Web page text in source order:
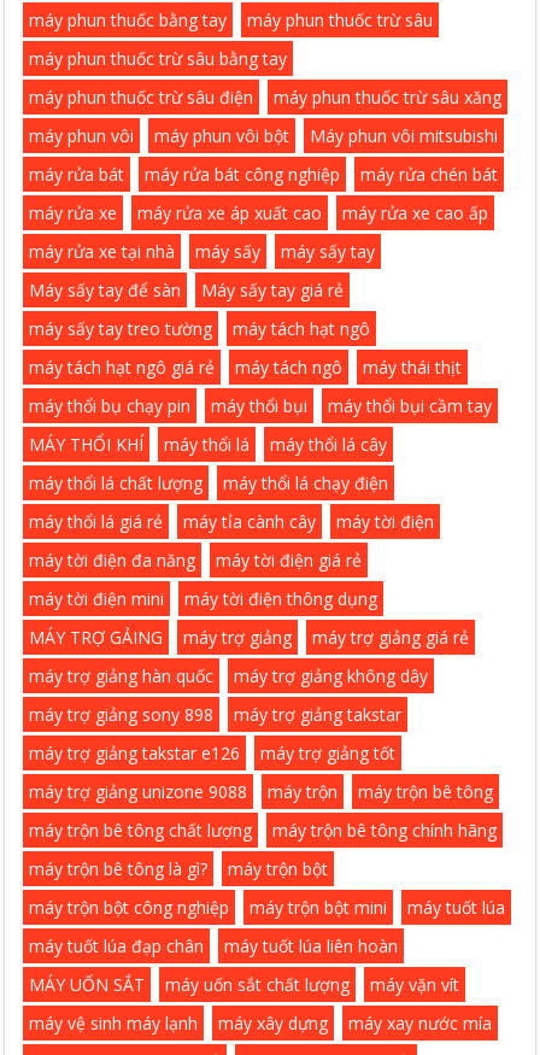
máy phun thuốc bằng tay
máy phun thuốc trừ sâu
máy phun thuốc trừ sâu bằng tay
máy phun thuốc trừ sâu điện
máy phun thuốc trừ sâu xăng
máy phun vôi
máy phun vôi bột
Máy phun vôi mitsubishi
máy rửa bát
máy rửa bát công nghiệp
máy rửa chén bát
máy rửa xe
máy rửa xe áp xuất cao
máy rửa xe cao ấp
máy rửa xe tại nhà
máy sấy
máy sấy tay
Máy sấy tay để sàn
Máy sấy tay giá rẻ
máy sấy tay treo tường
máy tách hạt ngô
máy tách hạt ngô giá rẻ
máy tách ngô
máy thái thịt
máy thổi bụ chạy pin
máy thổi bụi
máy thổi bụi cầm tay
MÁY THỔI KHÍ
máy thổi lá
máy thổi lá cây
máy thổi lá chất lượng
máy thổi lá chạy điện
máy thổi lá giá rẻ
máy tỉa cành cây
máy tời điện
máy tời điện đa năng
máy tời điện giá rẻ
máy tời điện mini
máy tời điện thông dụng
MÁY TRỢ GẢING
máy trợ giảng
máy trợ giảng giá rẻ
máy trợ giảng hàn quốc
máy trợ giảng không dây
máy trợ giảng sony 898
máy trợ giảng takstar
máy trợ giảng takstar e126
máy trợ giảng tốt
máy trợ giảng unizone 9088
máy trộn
máy trộn bê tông
máy trộn bê tông chất lượng
máy trộn bê tông chính hãng
máy trộn bê tông là gì?
máy trộn bột
máy trộn bột công nghiệp
máy trộn bột mini
máy tuốt lúa
máy tuốt lúa đạp chân
máy tuốt lúa liên hoàn
MÁY UỐN SẮT
máy uốn sắt chất lượng
máy vặn vít
máy vệ sinh máy lạnh
máy xây dựng
máy xay nước mía